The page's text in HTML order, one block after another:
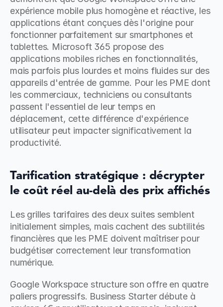
expérience mobile plus homogène et réactive, les
applications étant conçues dès l'origine pour
fonctionner parfaitement sur smartphones et
tablettes. Microsoft 365 propose des
applications mobiles riches en fonctionnalités,
mais parfois plus lourdes et moins fluides sur des
appareils d'entrée de gamme. Pour les PME dont
les commerciaux, techniciens ou consultants
passent l'essentiel de leur temps en
déplacement, cette différence d'expérience
utilisateur peut impacter significativement la
productivité.
Tarification stratégique : décrypter
le coût réel au-delà des prix affichés
Les grilles tarifaires des deux suites semblent
initialement simples, mais cachent des subtilités
financières que les PME doivent maîtriser pour
budgétiser correctement leur transformation
numérique.
Google Workspace structure son offre en quatre
paliers progressifs. Business Starter débute à